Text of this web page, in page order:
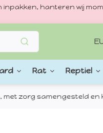
hanteren wij
Rat Reptiel
zorg samengesteld en